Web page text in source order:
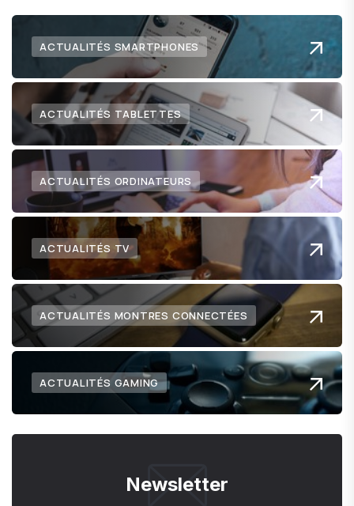
ACTUALITÉS SMARTPHONES
ACTUALITÉS TABLETTES
ACTUALITÉS ORDINATEURS
ACTUALITÉS TV
ACTUALITÉS MONTRES CONNECTÉES
ACTUALITÉS GAMING
Newsletter